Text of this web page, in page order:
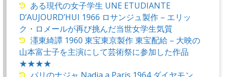
ある現代の女子学生 UNE ETUDIANTE
D’AUJOURD’HUI 1966 ロサンジュ製作 – エリッ
ク・ロメールが再び挑んだ当世女学生気質
濹東綺譚 1960 東宝東京製作 東宝配給 – 大映の
山本富士子を主演にして芸術祭に参加した作品
★★★★